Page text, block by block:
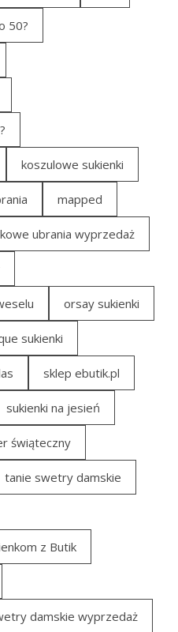
50?
koszulowe sukienki
mapped
ubrania wyprzedaż
orsay sukienki
sukienki
sklep ebutik.pl
sukienki na jesień
świąteczny
tanie swetry damskie
z Butik
damskie wyprzedaż